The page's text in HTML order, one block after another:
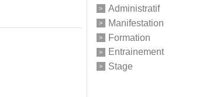
Administratif
Manifestation
Formation
Entrainement
Stage